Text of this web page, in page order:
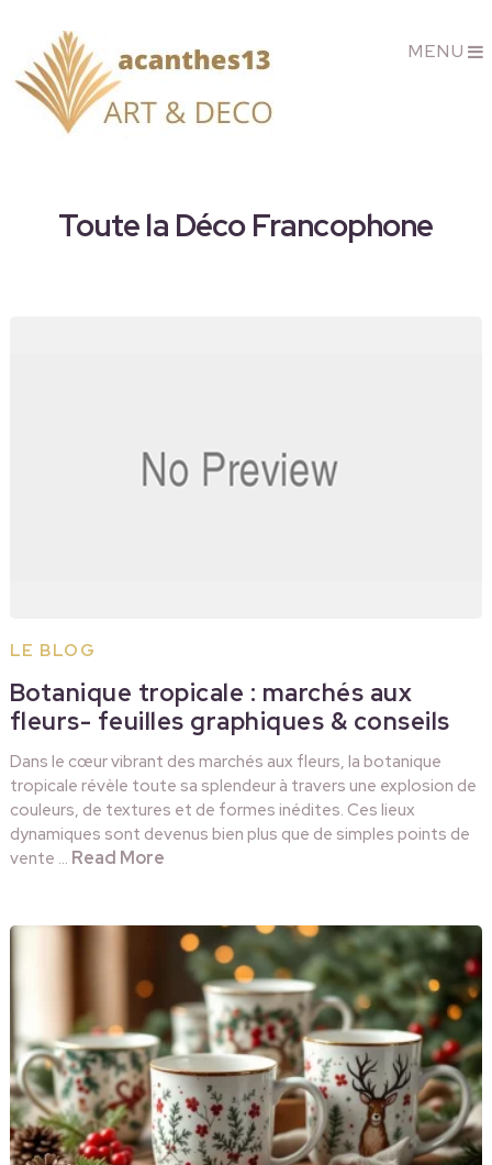
MENU
Toute la Déco Francophone
LE BLOG
Botanique tropicale : marchés aux
fleurs- feuilles graphiques & conseils
Dans le cœur vibrant des marchés aux fleurs, la botanique
tropicale révèle toute sa splendeur à travers une explosion de
couleurs, de textures et de formes inédites. Ces lieux
dynamiques sont devenus bien plus que de simples points de
vente … Read More